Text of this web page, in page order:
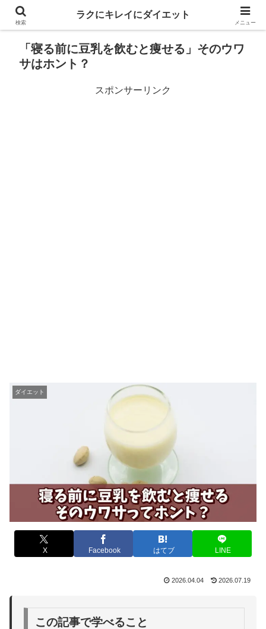
「寝る前に豆乳を飲むと痩せる」そのウワ
サはホント？
スポンサーリンク
ダイエット
X Facebook はてブ LINE
2026.04.04 2026.07.19
この記事で学べること
検索
ラクにキレイにダイエット
メニュー